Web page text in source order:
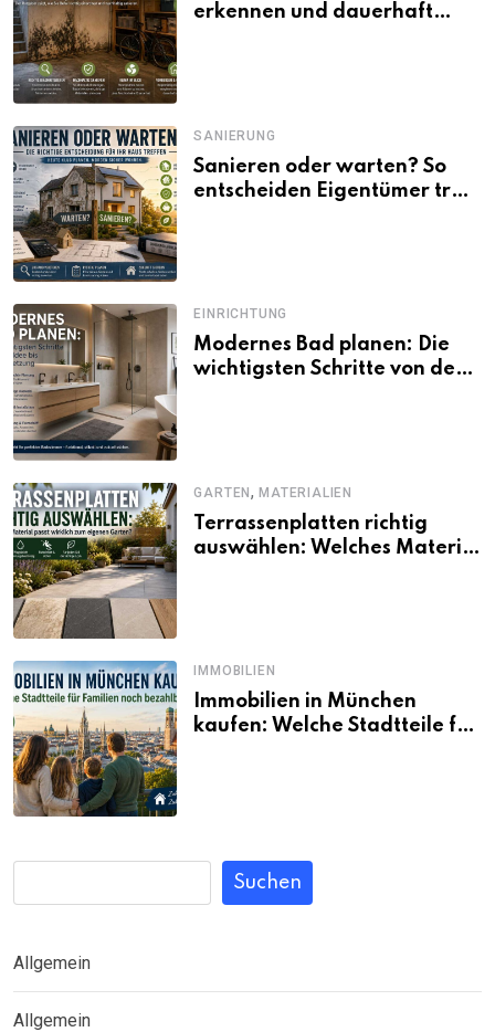
erkennen und dauerhaft
SANIERUNG
Sanieren oder warten? So
entscheiden Eigentümer trotz
EINRICHTUNG
Modernes Bad planen: Die
wichtigsten Schritte von der
GARTEN,MATERIALIEN
Terrassenplatten richtig
auswählen: Welches Material
IMMOBILIEN
Immobilien in München
kaufen: Welche Stadtteile für
Suchen
Allgemein
Allgemein